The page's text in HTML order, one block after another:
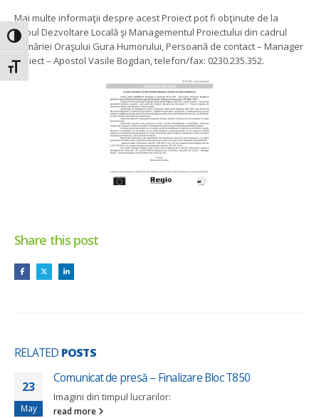
Toggle High Contrast
Toggle Font size
Mai multe informaţii despre acest Proiect pot fi obţinute de la
Biroul Dezvoltare Locală şi Managementul Proiectului din cadrul
Primăriei Oraşului Gura Humorului, Persoană de contact – Manager
Proiect – Apostol Vasile Bogdan, telefon/fax: 0230.235.352.
Share this post
RELATED POSTS
23
May
Comunicat de presă – Finalizare Bloc T850
Imagini din timpul lucrarilor:
read more